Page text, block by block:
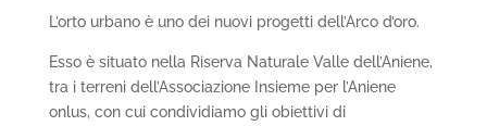
L’orto urbano è uno dei nuovi progetti dell’Arco d’oro.
Esso è situato nella Riserva Naturale Valle dell’Aniene,
tra i terreni dell’Associazione Insieme per l’Aniene
onlus, con cui condividiamo gli obiettivi di